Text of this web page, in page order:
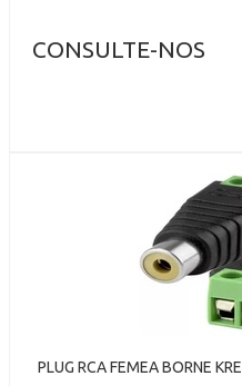
CONSULTE-NOS
PLUG RCA FEMEA BORNE KRE